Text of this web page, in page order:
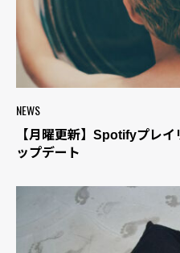
NEWS
【月曜更新】Spotifyプレ
ップデート